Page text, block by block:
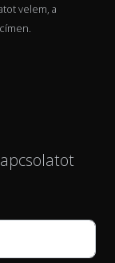
velem, a
címen.